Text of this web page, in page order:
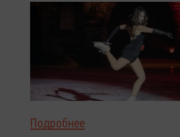
Подробнее